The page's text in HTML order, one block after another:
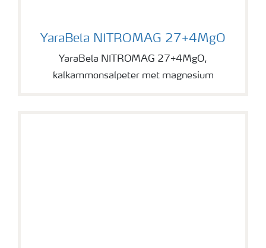
YaraBela NITROMAG 27+4MgO
YaraBela NITROMAG 27+4MgO,
kalkammonsalpeter met magnesium